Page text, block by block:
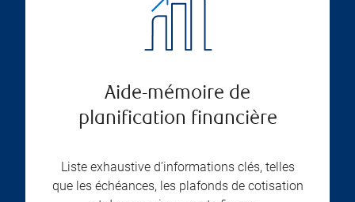
Aide-mémoire de
planification financière
Liste exhaustive d’informations clés, telles
que les échéances, les plafonds de cotisation